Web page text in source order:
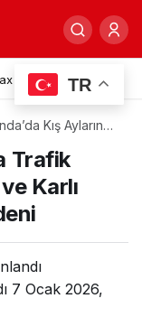
UEFA Konferans
gol yağdırdı
Kış Aylarında
Karlı Camlar
Ceza Nedeni
Trafik
Karlı
7 Ocak 2026,
0 Paylaş
TR